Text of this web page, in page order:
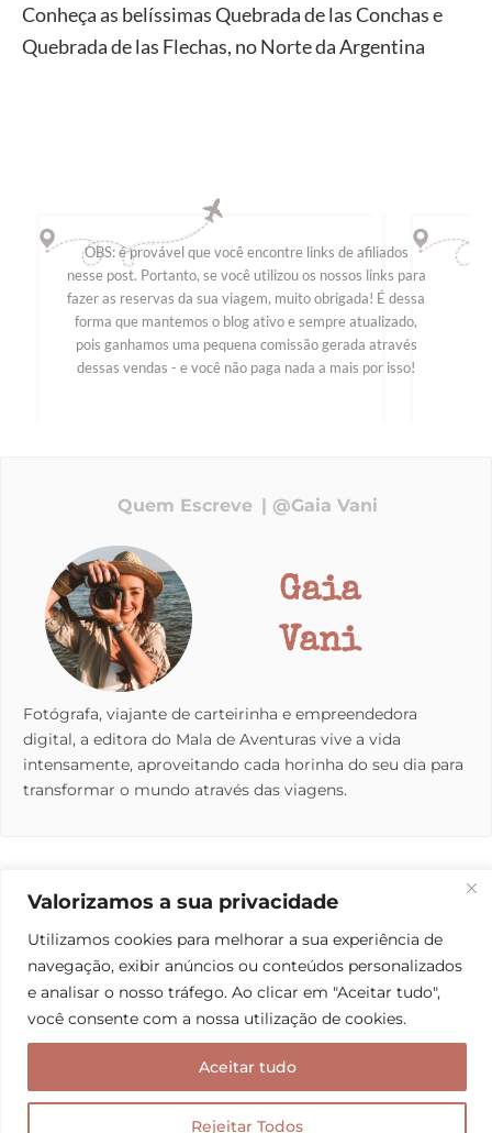
Valorizamos a sua privacidade
Utilizamos cookies para melhorar a sua experiência de
navegação, exibir anúncios ou conteúdos personalizados
e analisar o nosso tráfego. Ao clicar em "Aceitar tudo",
você consente com a nossa utilização de cookies.
Rejeitar Todos
Aceitar tudo
Conheça as belíssimas Quebrada de las Conchas e
Quebrada de las Flechas, no Norte da Argentina
OBS: é provável que você encontre links de afiliados
nesse post. Portanto, se você utilizou os nossos links para
fazer as reservas da sua viagem, muito obrigada! É dessa
forma que mantemos o blog ativo e sempre atualizado,
pois ganhamos uma pequena comissão gerada através
dessas vendas - e você não paga nada a mais por isso!
Quem Escreve @Gaia Vani
Gaia
Vani
Fotógrafa, viajante de carteirinha e empreendedora
digital, a editora do Mala de Aventuras vive a vida
intensamente, aproveitando cada horinha do seu dia para
transformar o mundo através das viagens.
POSTS RELACIONADOS